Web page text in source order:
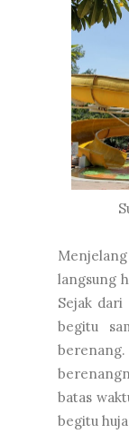
langsung
Sejak
begitu
berenang.
batas
begitu